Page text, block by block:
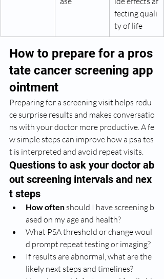
fecting quali
ty of life
How to prepare for a pros
tate cancer screening app
ointment
Preparing for a screening visit helps redu
ce surprise results and makes conversatio
ns with your doctor more productive. A fe
w simple steps can improve how a psa tes
t is interpreted and avoid repeat visits.
Questions to ask your doctor ab
out screening intervals and nex
t steps
How often should I have screening b
ased on my age and health?
What PSA threshold or change woul
d prompt repeat testing or imaging?
If results are abnormal, what are the
likely next steps and timelines?